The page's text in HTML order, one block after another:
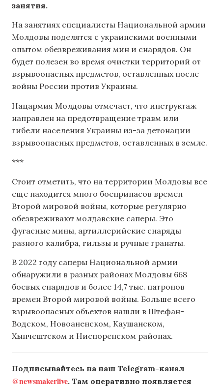
занятия.
На занятиях специалисты Национальной армии
Молдовы поделятся с украинскими военными
опытом обезвреживания мин и снарядов. Он
будет полезен во время очистки территорий от
взрывоопасных предметов, оставленных после
войны России против Украины.
Нацармия Молдовы отмечает, что инструктаж
направлен на предотвращение травм или
гибели населения Украины из-за детонации
взрывоопасных предметов, оставленных в земле.
***
Стоит отметить, что на территории Молдовы все
еще находится много боеприпасов времен
Второй мировой войны, которые регулярно
обезвреживают молдавские саперы. Это
фугасные мины, артиллерийские снаряды
разного калибра, гильзы и ручные гранаты.
В 2022 году саперы Национальной армии
обнаружили в разных районах Молдовы 668
боевых снарядов и более 14,7 тыс. патронов
времен Второй мировой войны. Больше всего
взрывоопасных объектов нашли в Штефан-
Водском, Новоаненском, Каушанском,
Хынчештском и Ниспоренском районах.
Подписывайтесь на наш Telegram-канал
@newsmakerlive. Там оперативно появляется